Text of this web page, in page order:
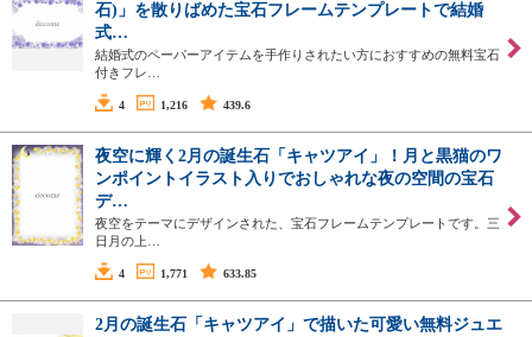
石)」を散りばめた宝石フレームテンプレートで結婚
式…
結婚式のペーパーアイテムを手作りされたい方におすすめの無料宝石
付きフレ…
4 1,216 439.6
夜空に輝く2月の誕生石「キャツアイ」！月と黒猫のワ
ンポイントイラスト入りでおしゃれな夜の空間の宝石
デ…
夜空をテーマにデザインされた、宝石フレームテンプレートです。三
日月の上…
4 1,771 633.85
2月の誕生石「キャツアイ」で描いた可愛い無料ジュエ